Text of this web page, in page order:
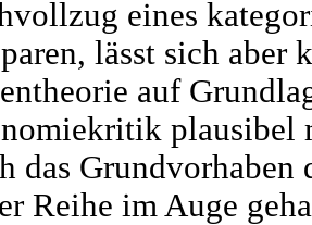
eines
lässt sich aber
auf
plausibel
das
Reihe im Auge